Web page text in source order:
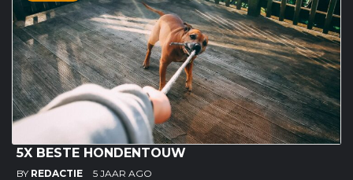
5X BESTE HONDENTOUW
BY REDACTIE 5 JAAR AGO